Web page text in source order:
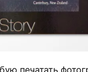
печатать